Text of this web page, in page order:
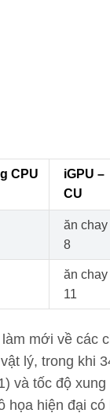
CPU
iGPU –
CU
ăn chay
8
ăn chay
11
mới về các
lý, trong khi
và tốc độ
hiện đại